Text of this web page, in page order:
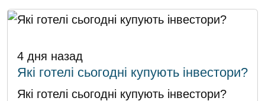
4 дня назад
Які готелі сьогодні купують інвестори?
Які готелі сьогодні купують інвестори?